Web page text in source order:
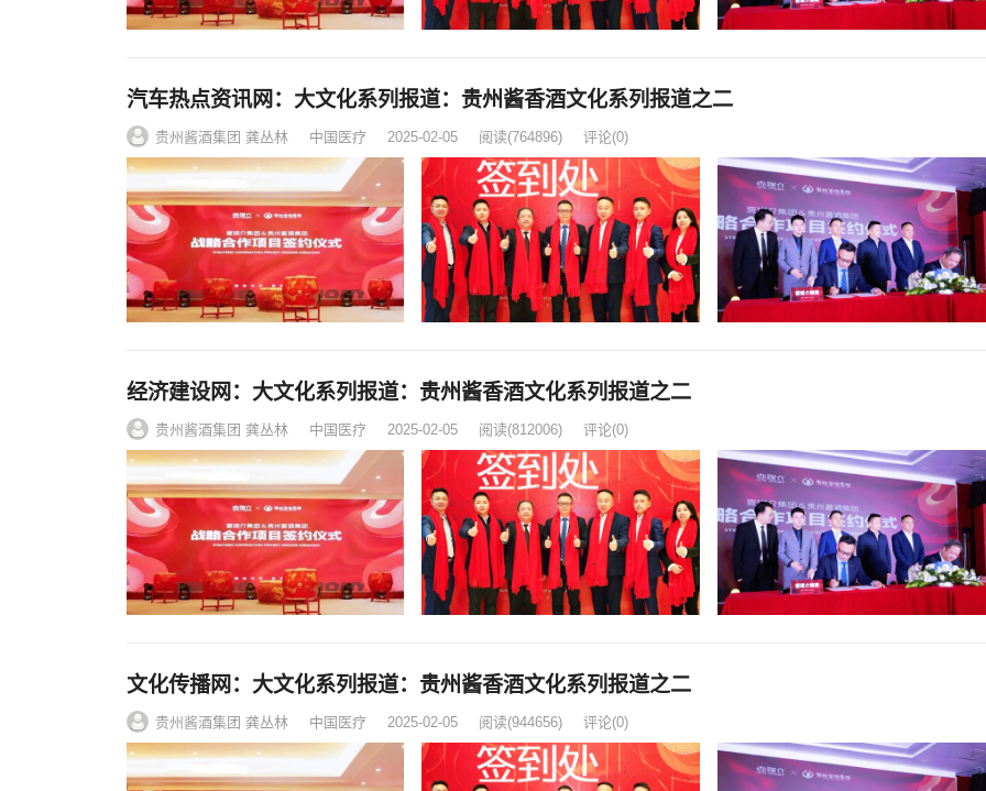
汽车热点资讯网：大文化系列报道：贵州酱香酒文化系列报道之二
贵州酱酒集团 龚丛林 中国医疗 2025-02-05 阅读(764896) 评论(0)
经济建设网：大文化系列报道：贵州酱香酒文化系列报道之二
贵州酱酒集团 龚丛林 中国医疗 2025-02-05 阅读(812006) 评论(0)
文化传播网：大文化系列报道：贵州酱香酒文化系列报道之二
贵州酱酒集团 龚丛林 中国医疗 2025-02-05 阅读(944656) 评论(0)